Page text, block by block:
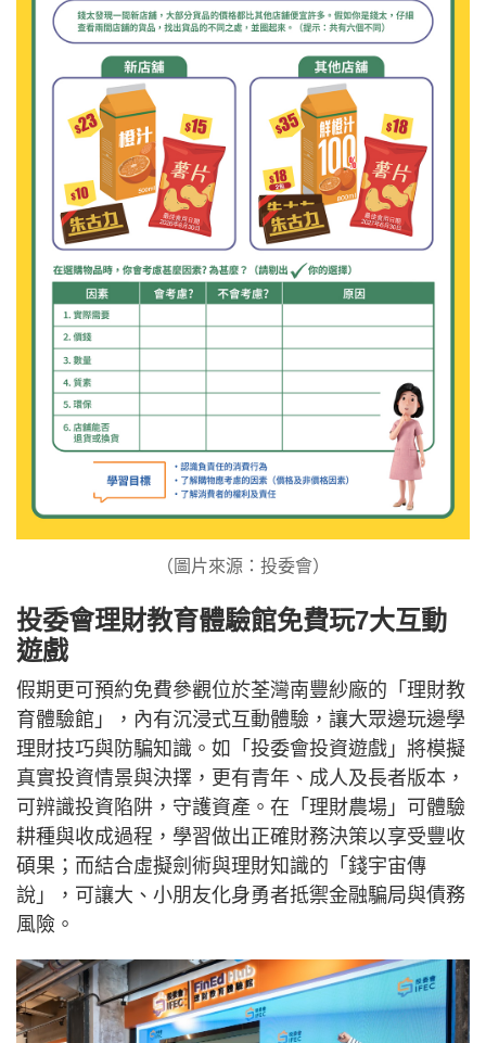
（圖片來源：投委會）
投委會理財教育體驗館免費玩7大互動
遊戲
假期更可預約免費參觀位於荃灣南豐紗廠的「理財教
育體驗館」，內有沉浸式互動體驗，讓大眾邊玩邊學
理財技巧與防騙知識。如「投委會投資遊戲」將模擬
真實投資情景與決擇，更有青年、成人及長者版本，
可辨識投資陷阱，守護資產。在「理財農場」可體驗
耕種與收成過程，學習做出正確財務決策以享受豐收
碩果；而結合虛擬劍術與理財知識的「錢宇宙傳
說」，可讓大、小朋友化身勇者抵禦金融騙局與債務
風險。